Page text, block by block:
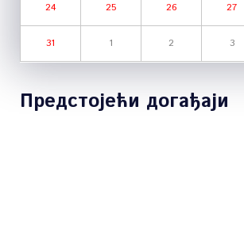
24 25 26 27
31 1 2 3
Предстојећи догађаји